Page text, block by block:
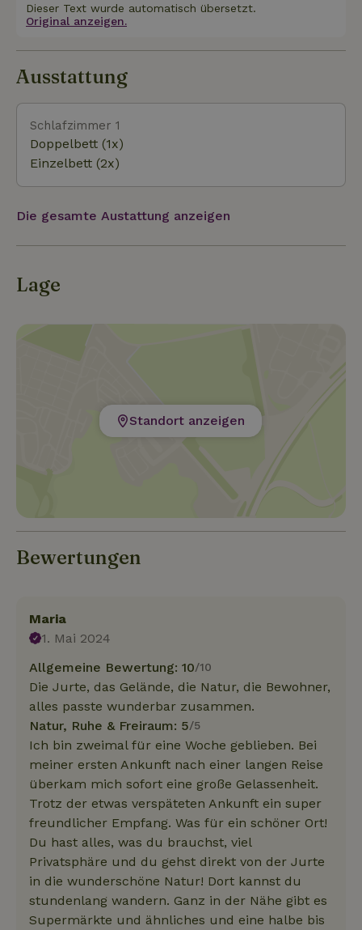
Dieser Text wurde automatisch übersetzt.
Original anzeigen.
Ausstattung
Schlafzimmer 1
Doppelbett (1x)
Einzelbett (2x)
Die gesamte Austattung anzeigen
Lage
Standort anzeigen
Bewertungen
Maria
1. Mai 2024
Allgemeine Bewertung: 10/10
Die Jurte, das Gelände, die Natur, die Bewohner,
alles passte wunderbar zusammen.
Natur, Ruhe & Freiraum: 5/5
Ich bin zweimal für eine Woche geblieben. Bei
meiner ersten Ankunft nach einer langen Reise
überkam mich sofort eine große Gelassenheit.
Trotz der etwas verspäteten Ankunft ein super
freundlicher Empfang. Was für ein schöner Ort!
Du hast alles, was du brauchst, viel
Privatsphäre und du gehst direkt von der Jurte
in die wunderschöne Natur! Dort kannst du
stundenlang wandern. Ganz in der Nähe gibt es
Supermärkte und ähnliches und eine halbe bis